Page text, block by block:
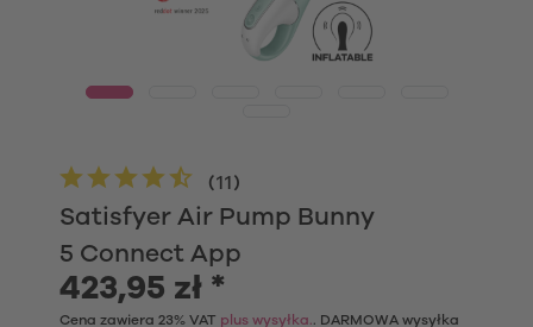
Satisfyer Air Pump Bunny
5 Connect App
(11 )
423,95 zł *
Cena zawiera 23% VAT plus wysyłka.. DARMOWA wysyłka